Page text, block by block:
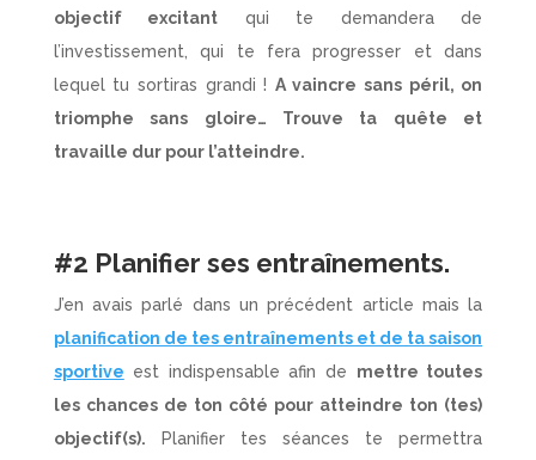
objectif excitant qui te demandera de
l’investissement, qui te fera progresser et dans
lequel tu sortiras grandi ! A vaincre sans péril, on
triomphe sans gloire… Trouve ta quête et
travaille dur pour l’atteindre.
#2 Planifier ses entraînements.
J’en avais parlé dans un précédent article mais la
planification de tes entraînements et de ta saison
sportive est indispensable afin de mettre toutes
les chances de ton côté pour atteindre ton (tes)
objectif(s). Planifier tes séances te permettra